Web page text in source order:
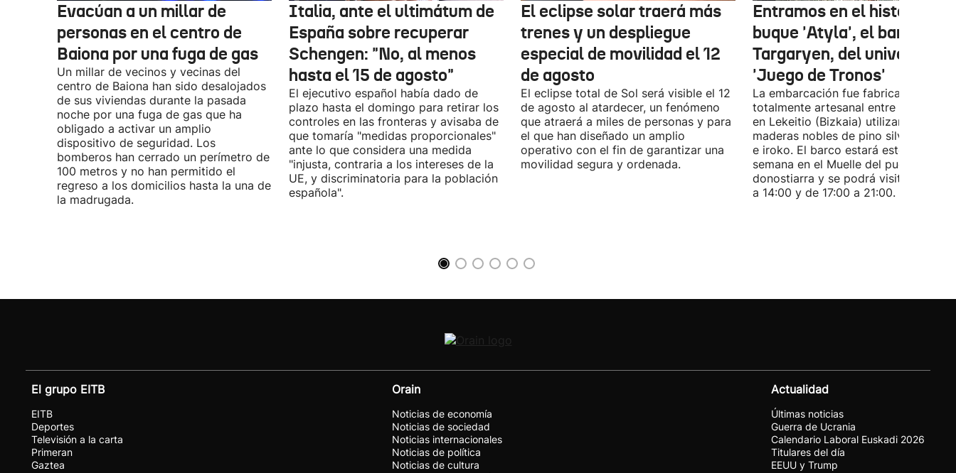
Evacúan a un millar de
personas en el centro de
Baiona por una fuga de gas
Un millar de vecinos y vecinas del
centro de Baiona han sido desalojados
de sus viviendas durante la pasada
noche por una fuga de gas que ha
obligado a activar un amplio
dispositivo de seguridad. Los
bomberos han cerrado un perímetro de
100 metros y no han permitido el
regreso a los domicilios hasta la una de
la madrugada.
Italia, ante el ultimátum de
España sobre recuperar
Schengen: "No, al menos
hasta el 15 de agosto"
El ejecutivo español había dado de
plazo hasta el domingo para retirar los
controles en las fronteras y avisaba de
que tomaría "medidas proporcionales"
ante lo que considera una medida
"injusta, contraria a los intereses de la
UE, y discriminatoria para la población
española".
El eclipse solar traerá más
trenes y un despliegue
especial de movilidad el 12
de agosto
El eclipse total de Sol será visible el 12
de agosto al atardecer, un fenómeno
que atraerá a miles de personas y para
el que han diseñado un amplio
operativo con el fin de garantizar una
movilidad segura y ordenada.
Entramos en el histórico
buque 'Atyla', el barco
Targaryen, del universo de
'Juego de Tronos'
La embarcación fue fabricada de
totalmente artesanal entre 1980 y
en Lekeitio (Bizkaia) utilizando
maderas nobles de pino silvestre,
e iroko. El barco estará este fin de
semana en el Muelle del puerto
donostiarra y se podrá visitar de
a 14:00 y de 17:00 a 21:00.
El grupo EITB
EITB
Deportes
Televisión a la carta
Primeran
Gaztea
Orain
Noticias de economía
Noticias de sociedad
Noticias internacionales
Noticias de política
Noticias de cultura
Actualidad
Últimas noticias
Guerra de Ucrania
Calendario Laboral Euskadi 2026
Titulares del día
EEUU y Trump